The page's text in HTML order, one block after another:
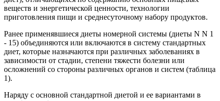
веществ и энергетической ценности, технологии
приготовления пищи и среднесуточному набору продуктов.
Ранее применявшиеся диеты номерной системы (диеты N N 1
- 15) объединяются или включаются в систему стандартных
диет, которые назначаются при различных заболеваниях в
зависимости от стадии, степени тяжести болезни или
осложнений со стороны различных органов и систем (таблица
1).
Наряду с основной стандартной диетой и ее вариантами в